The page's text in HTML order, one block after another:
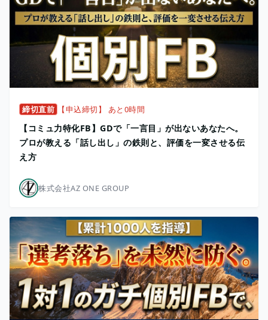
締切直前 【申込締切】 あと0時間
【コミュ力特化FB】GDで「一言目」が出ないあなたへ。
プロが教える「話し出し」の鉄則と、評価を一変させる伝
え方
株式会社AZ ONE GROUP